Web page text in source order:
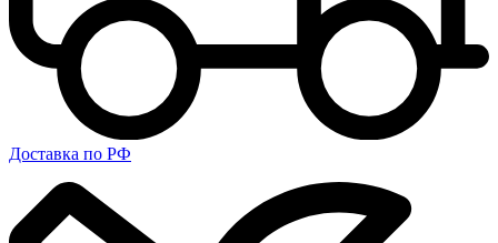
Доставка по РФ